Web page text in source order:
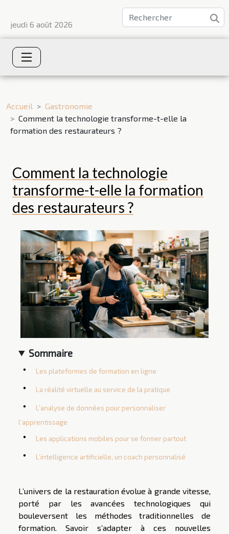
jeudi 6 août 2026
Accueil
Gastronomie
Comment la technologie transforme-t-elle la
formation des restaurateurs ?
Comment la technologie
transforme-t-elle la formation
des restaurateurs ?
Sommaire
Les plateformes de formation en ligne
La réalité virtuelle au service de la pratique
L’analyse de données pour personnaliser
l’apprentissage
Les applications mobiles pour se former partout
L’intelligence artificielle, un coach personnalisé
L’univers de la restauration évolue à grande vitesse,
porté par les avancées technologiques qui
bouleversent les méthodes traditionnelles de
formation. Savoir s’adapter à ces nouvelles